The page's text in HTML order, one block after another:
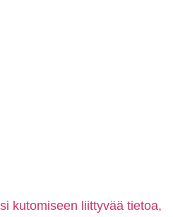
kutomiseen liittyvää tietoa,